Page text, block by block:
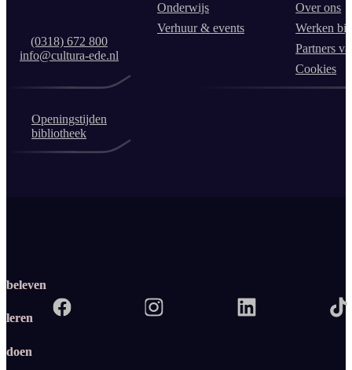
(0318) 672 800
info@cultura-ede.nl
Onderwijs
Verhuur & events
Over ons
Werken
Partners
Cookies
Openingstijden
bibliotheek
beleven
leren
doen